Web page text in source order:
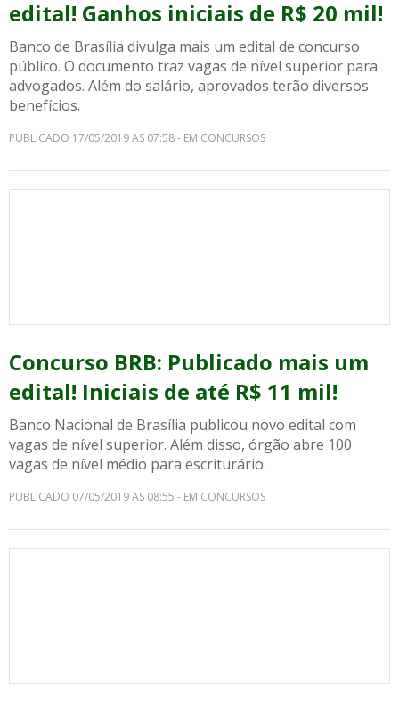
edital! Ganhos iniciais de R$ 20 mil!
Banco de Brasília divulga mais um edital de concurso
público. O documento traz vagas de nível superior para
advogados. Além do salário, aprovados terão diversos
benefícios.
PUBLICADO 17/05/2019 AS 07:58 - EM CONCURSOS
Concurso BRB: Publicado mais um
edital! Iniciais de até R$ 11 mil!
Banco Nacional de Brasília publicou novo edital com
vagas de nível superior. Além disso, órgão abre 100
vagas de nível médio para escriturário.
PUBLICADO 07/05/2019 AS 08:55 - EM CONCURSOS